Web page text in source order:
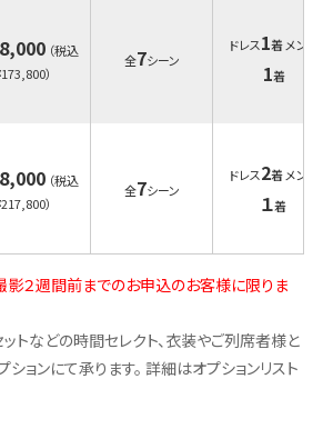
（税込
）
全7シーン
ドレス1着 メンズ
1着
（税込
）
全7シーン
ドレス2着 メンズ
１着
２週間前までのお申込のお客様に限りま
ットなどの時間セレクト、衣装やご列席者様と
ョンにて承ります。 詳細はオプションリスト